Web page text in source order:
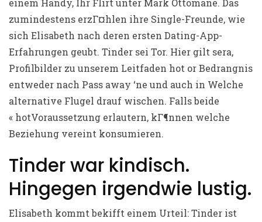
zumindestens erzГ¤hlen ihre Single-Freunde, wie
sich Elisabeth nach deren ersten Dating-App-
Erfahrungen geubt. Tinder sei Tor. Hier gilt sera,
Profilbilder zu unserem Leitfaden hot or Bedrangnis
entweder nach Pass away ‘ne und auch in Welche
alternative Flugel drauf wischen. Falls beide
« hotVoraussetzung erlautern, kГ¶nnen welche
Beziehung vereint konsumieren.
Tinder war kindisch.
Hingegen irgendwie lustig.
Elisabeth kommt bekifft einem Urteil: Tinder ist